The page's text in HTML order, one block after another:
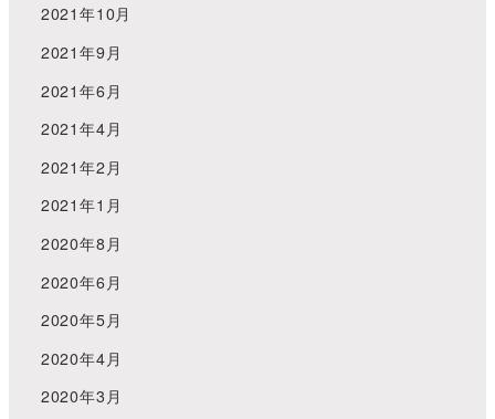
2021年10月
2021年9月
2021年6月
2021年4月
2021年2月
2021年1月
2020年8月
2020年6月
2020年5月
2020年4月
2020年3月